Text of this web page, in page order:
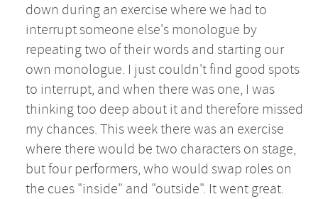
down during an exercise where we had to
interrupt someone else's monologue by
repeating two of their words and starting our
own monologue. I just couldn't find good spots
to interrupt, and when there was one, I was
thinking too deep about it and therefore missed
my chances. This week there was an exercise
where there would be two characters on stage,
but four performers, who would swap roles on
the cues "inside" and "outside". It went great.